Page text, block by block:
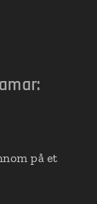
på et